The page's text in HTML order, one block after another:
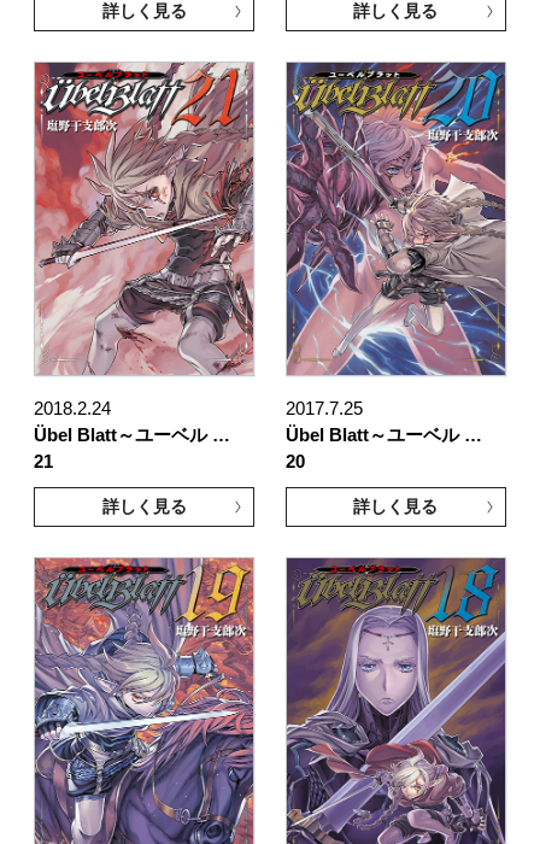
詳しく見る 詳しく見る
2018.2.24
Übel Blatt～ユーベル …
21
詳しく見る
2017.7.25
Übel Blatt～ユーベル …
20
詳しく見る